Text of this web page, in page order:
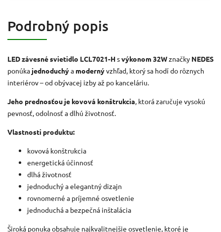
Podrobný popis
LED závesné svietidlo LCL7021-Hsvýkonom 32Wznačky NEDES
ponúka jednoduchýa modernývzhľad, ktorý sa hodí do rôznych
interiérov – od obývacej izby až po kanceláriu.
Jeho prednosťou je kovová konštrukcia , ktorá zaručuje vysokú
pevnosť, odolnosť a dlhú životnosť.
Vlastnosti produktu:
kovová konštrukcia
energetická účinnosť
dlhá životnosť
jednoduchý a elegantný dizajn
rovnomerné a príjemné osvetlenie
jednoduchá a bezpečná inštalácia
Široká ponuka obsahuje najkvalitnejšie osvetlenie, ktoré je